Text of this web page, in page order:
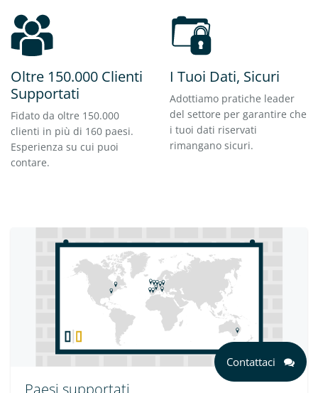
Oltre 150.000 Clienti
Supportati
Fidato da oltre 150.000
clienti in più di 160 paesi.
Esperienza su cui puoi
contare.
I Tuoi Dati, Sicuri
Adottiamo pratiche leader
del settore per garantire che
i tuoi dati riservati
rimangano sicuri.
Paesi supportati
Contattaci